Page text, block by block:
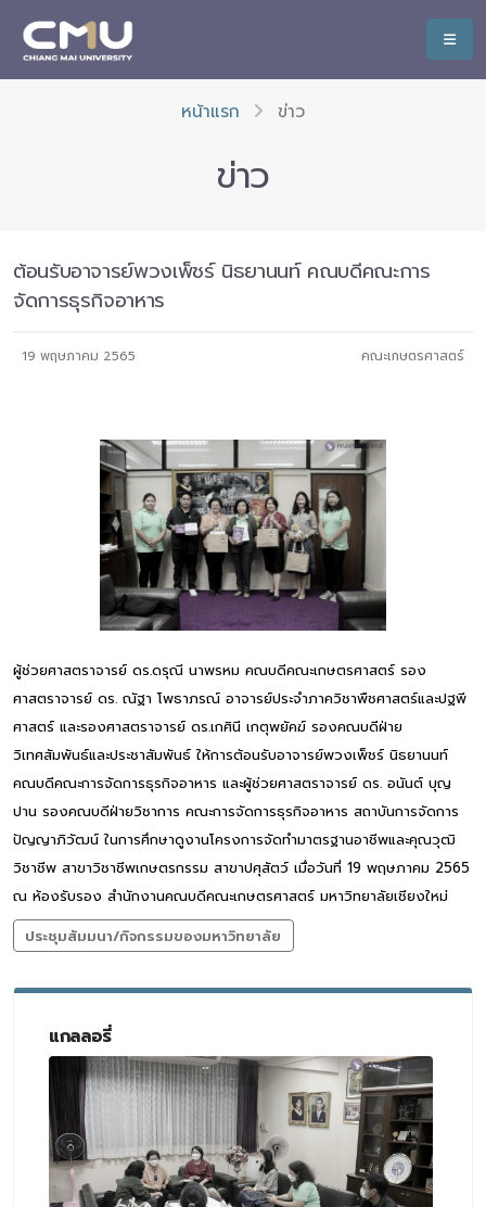
หน้าแรก ข่าว
ข่าว
ต้อนรับอาจารย์พวงเพ็ชร์ นิธยานนท์ คณบดีคณะการ
จัดการธุรกิจอาหาร
19 พฤษภาคม 2565 คณะเกษตรศาสตร์
ผู้ช่วยศาสตราจารย์ ดร.ดรุณี นาพรหม คณบดีคณะเกษตรศาสตร์ รอง
ศาสตราจารย์ ดร. ณัฐา โพธาภรณ์ อาจารย์ประจำภาควิชาพืชศาสตร์และปฐพี
ศาสตร์ และรองศาสตราจารย์ ดร.เกศินี เกตุพยัคฆ์ รองคณบดีฝ่าย
วิเทศสัมพันธ์และประชาสัมพันธ์ ให้การต้อนรับอาจารย์พวงเพ็ชร์ นิธยานนท์
คณบดีคณะการจัดการธุรกิจอาหาร และผู้ช่วยศาสตราจารย์ ดร. อนันต์ บุญ
ปาน รองคณบดีฝ่ายวิชาการ คณะการจัดการธุรกิจอาหาร สถาบันการจัดการ
ปัญญาภิวัฒน์ ในการศึกษาดูงานโครงการจัดทำมาตรฐานอาชีพและคุณวุฒิ
วิชาชีพ สาขาวิชาชีพเกษตรกรรม สาขาปศุสัตว์ เมื่อวันที่ 19 พฤษภาคม 2565
ณ ห้องรับรอง สำนักงานคณบดีคณะเกษตรศาสตร์ มหาวิทยาลัยเชียงใหม่
ประชุมสัมมนา/กิจกรรมของมหาวิทยาลัย
แกลลอรี่